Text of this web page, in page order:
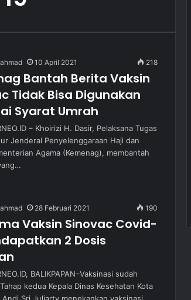
10 April 2021 218
Bantah Berita Vaksin
Tidak Bisa Digunakan
Syarat Umrah
– Khoirizi H. Dasir, Pelaksana Tugas
Jenderal Penyelenggaraan Haji dan
Agama (Kemenag), membantah
28 Februari 2021 190
Vaksin Sinovac Covid-
2 Dosis
BALIKPAPAN–Vaksinasi sudah
kedua Kepala Dinas Kesehatan Kota